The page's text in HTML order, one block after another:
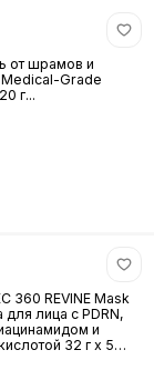
от шрамов и
Grade
г...
360 REVINE Mask
для лица с PDRN,
и
32 г x 5